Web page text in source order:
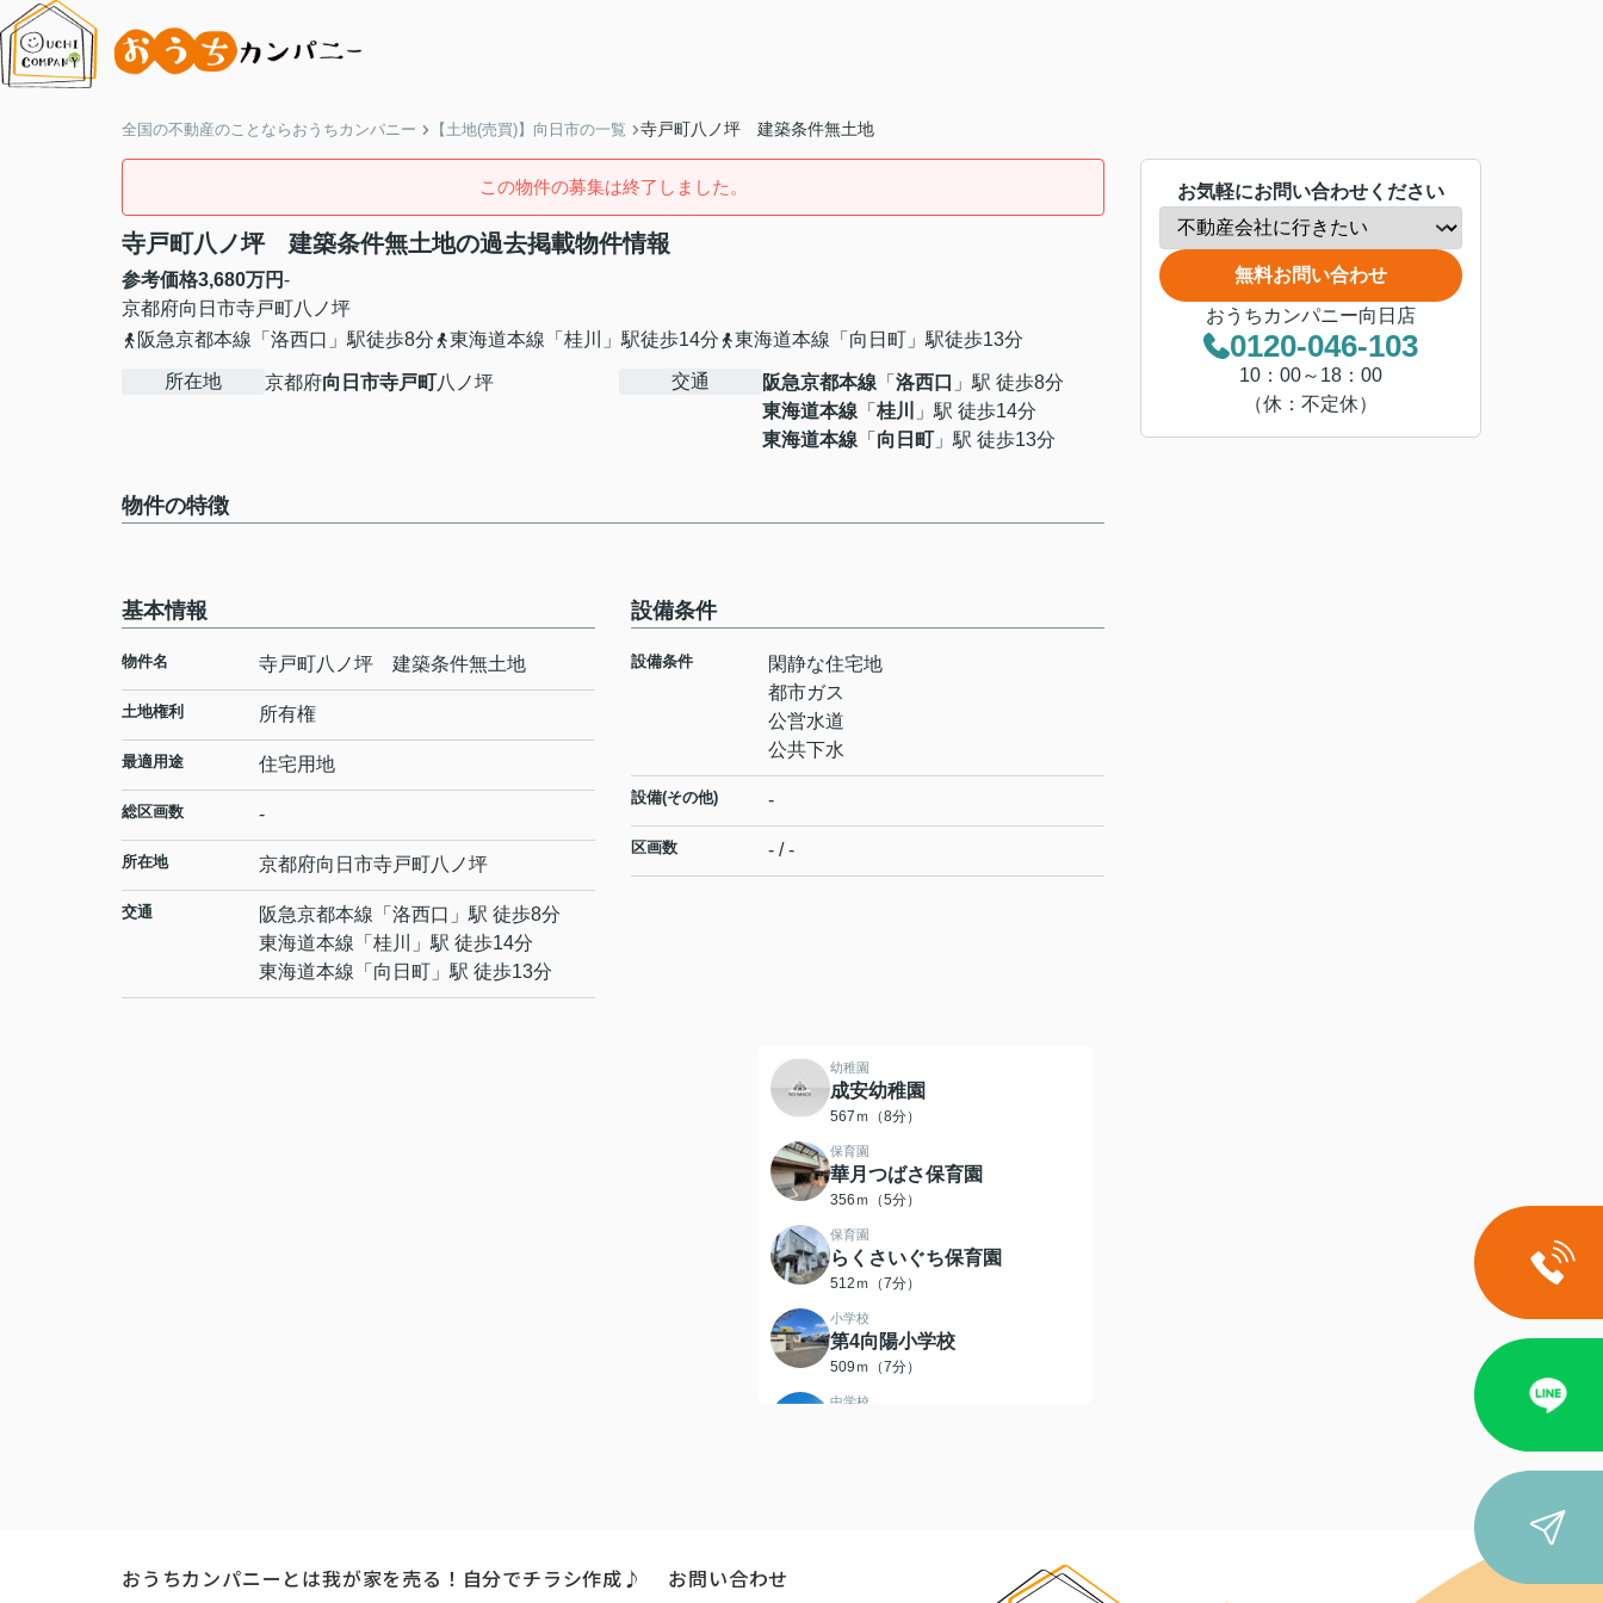
全国の不動産のことならおうちカンパニー 【土地(売買)】向日市の一覧 寺戸町八ノ坪 建築条件無土地
この物件の募集は終了しました。
寺戸町八ノ坪 建築条件無土地の過去掲載物件情報
参考価格3,680万円-
京都府向日市寺戸町八ノ坪
阪急京都本線「洛西口」駅徒歩8分
東海道本線「桂川」駅徒歩14分 東海道本線「向日町」駅徒歩13分
所在地 京都府向日市寺戸町八ノ坪 交通 阪急京都本線 「 洛西口 」駅 徒歩8分
東海道本線 「 桂川
」駅 徒歩14分
東海道本線 「 向日町 」駅 徒歩13分
物件の特徴
基本情報
物件名 寺戸町八ノ坪 建築条件無土地
土地権利 所有権
最適用途 住宅用地
総区画数 -
所在地 京都府向日市寺戸町八ノ坪
交通 阪急京都本線 「 洛西口 」駅 徒歩8分
東海道本線 「 桂川
」駅 徒歩14分
東海道本線 「 向日町 」駅 徒歩13分
設備条件
設備条件
閑静な住宅地
都市ガス
公営水道
公共下水
設備(その他) -
区画数 - / -
幼稚園
成安幼稚園
567ｍ（8分）
保育園
華月つばさ保育園
356ｍ（5分）
保育園
らくさいぐち保育園
512ｍ（7分）
小学校
第4向陽小学校
509ｍ（7分）
中学校
新鮮激安市場! 洛西口店
お気軽にお問い合わせください
無料お問い合わせ
おうちカンパニー向日店
0120-046-103
10：00～18：00
（休：不定休）
おうちカンパニーとは我が家を売る！自分でチラシ作成♪ お問い合わせ